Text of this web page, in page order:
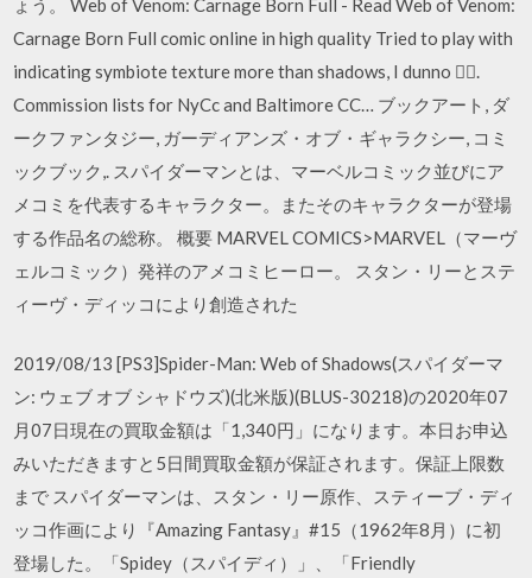
Carnage Born Full comic online in high quality Tried to play with
indicating symbiote texture more than shadows, I dunno 🤷‍♂️.
Commission lists for NyCc and Baltimore CC… ブックアート, ダ
ークファンタジー, ガーディアンズ・オブ・ギャラクシー, コミ
ックブック,. スパイダーマンとは、マーベルコミック並びにア
メコミを代表するキャラクター。またそのキャラクターが登場
する作品名の総称。 概要 MARVEL COMICS>MARVEL（マーヴ
ェルコミック）発祥のアメコミヒーロー。 スタン・リーとステ
ィーヴ・ディッコにより創造された
2019/08/13 [PS3]Spider-Man: Web of Shadows(スパイダーマ
ン: ウェブ オブ シャドウズ)(北米版)(BLUS-30218)の2020年07
月07日現在の買取金額は「1,340円」になります。本日お申込
みいただきますと5日間買取金額が保証されます。保証上限数
まで スパイダーマンは、スタン・リー原作、スティーブ・ディ
ッコ作画により『Amazing Fantasy』#15（1962年8月）に初
登場した。「Spidey（スパイディ）」、「Friendly